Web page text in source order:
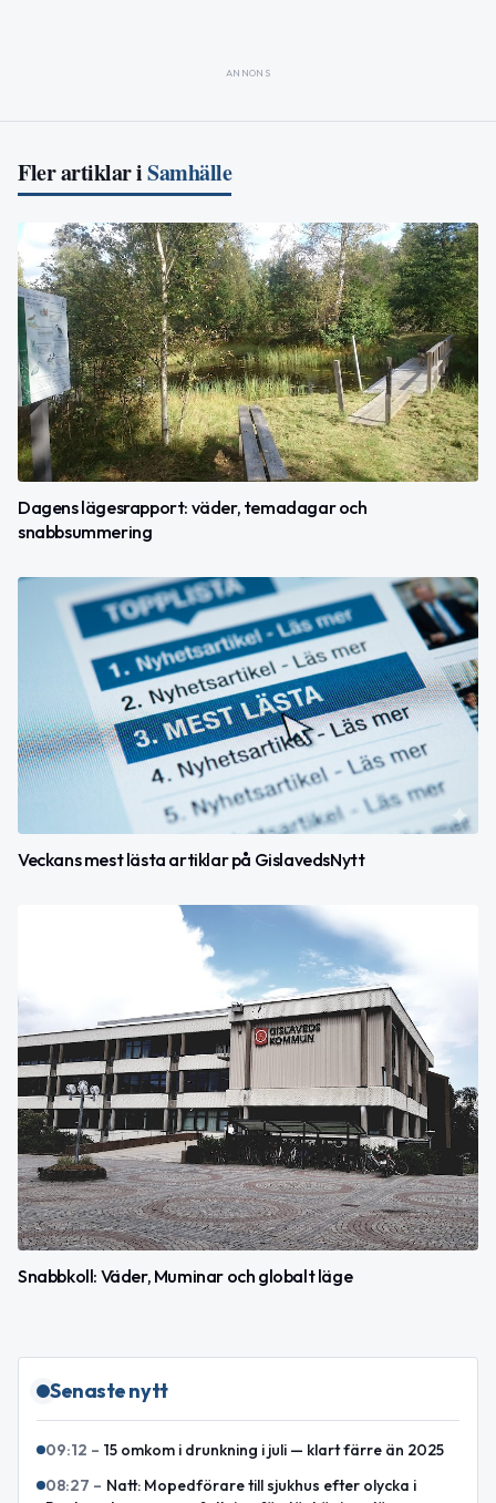
ANNONS
Fler artiklar iSamhälle
Dagens lägesrapport: väder, temadagar och
snabbsummering
Veckans mest lästa artiklar på GislavedsNytt
Snabbkoll: Väder, Muminar och globalt läge
Senaste nytt
09:12 – 15 omkom i drunkning i juli — klart färre än 2025
08:27 – Natt: Mopedförare till sjukhus efter olycka i